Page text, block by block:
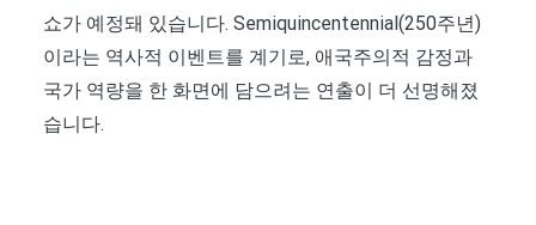
쇼가 예정돼 있습니다. Semiquincentennial(250주년)
이라는 역사적 이벤트를 계기로, 애국주의적 감정과
국가 역량을 한 화면에 담으려는 연출이 더 선명해졌
습니다.